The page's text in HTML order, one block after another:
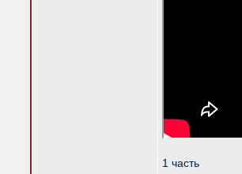
1 часть